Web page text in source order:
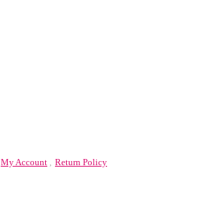
My Account Return Policy